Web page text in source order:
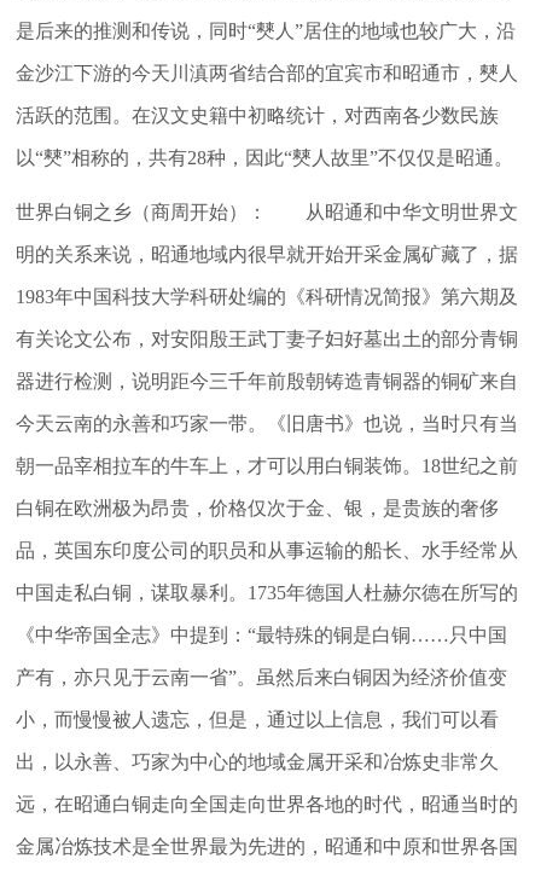
是后来的推测和传说，同时“僰人”居住的地域也较广大，沿
金沙江下游的今天川滇两省结合部的宜宾市和昭通市，僰人
活跃的范围。在汉文史籍中初略统计，对西南各少数民族
以“僰”相称的，共有28种，因此“僰人故里”不仅仅是昭通。
世界白铜之乡（商周开始）： 从昭通和中华文明世界文
明的关系来说，昭通地域内很早就开始开采金属矿藏了，据
1983年中国科技大学科研处编的《科研情况简报》第六期及
有关论文公布，对安阳殷王武丁妻子妇好墓出土的部分青铜
器进行检测，说明距今三千年前殷朝铸造青铜器的铜矿来自
今天云南的永善和巧家一带。《旧唐书》也说，当时只有当
朝一品宰相拉车的牛车上，才可以用白铜装饰。18世纪之前
白铜在欧洲极为昂贵，价格仅次于金、银，是贵族的奢侈
品，英国东印度公司的职员和从事运输的船长、水手经常从
中国走私白铜，谋取暴利。1735年德国人杜赫尔德在所写的
《中华帝国全志》中提到：“最特殊的铜是白铜……只中国
产有，亦只见于云南一省”。虽然后来白铜因为经济价值变
小，而慢慢被人遗忘，但是，通过以上信息，我们可以看
出，以永善、巧家为中心的地域金属开采和冶炼史非常久
远，在昭通白铜走向全国走向世界各地的时代，昭通当时的
金属冶炼技术是全世界最为先进的，昭通和中原和世界各国